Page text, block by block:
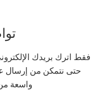
فقط اترك بريدك
حتى نتمكن من إرسال
واسعة